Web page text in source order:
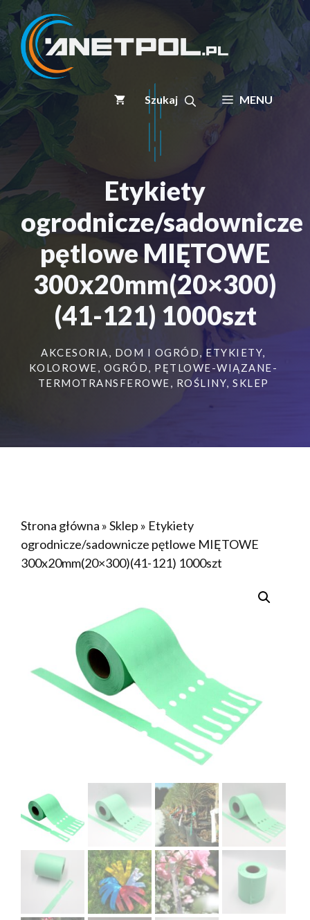
Przejdź
do
treści
MENU
Etykiety
ogrodnicze/sadownicze
pętlowe MIĘTOWE
300x20mm(20×300)
(41-121) 1000szt
AKCESORIA, DOM I OGRÓD, ETYKIETY,
KOLOROWE, OGRÓD, PĘTLOWE-WIĄZANE-
TERMOTRANSFEROWE, ROŚLINY, SKLEP
Strona główna »Sklep » Etykiety
ogrodnicze/sadownicze pętlowe MIĘTOWE
300x20mm(20×300)(41-121) 1000szt